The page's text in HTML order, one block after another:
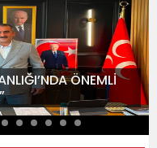
ÖNEMLİ